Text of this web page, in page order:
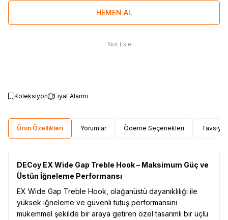
HEMEN AL
Not Ekle
Koleksiyon Fiyat Alarmı
Ürün Özellikleri Yorumlar Ödeme Seçenekleri Tavsiye
DECoy EX Wide Gap Treble Hook – Maksimum Güç ve
Üstün İğneleme Performansı
EX Wide Gap Treble Hook, olağanüstü dayanıklılığı ile
yüksek iğneleme ve güvenli tutuş performansını
mükemmel şekilde bir araya getiren özel tasarımlı bir üçlü